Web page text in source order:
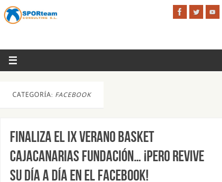
CATEGORÍA: FACEBOOK
Finaliza el IX Verano Basket
CajaCanarias Fundación… ¡pero revive
su día a día en el Facebook!